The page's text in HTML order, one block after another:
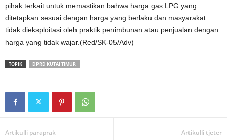
pihak terkait untuk memastikan bahwa harga gas LPG yang
ditetapkan sesuai dengan harga yang berlaku dan masyarakat
tidak dieksploitasi oleh praktik penimbunan atau penjualan dengan
harga yang tidak wajar.(Red/SK-05/Adv)
TOPIK DPRD KUTAI TIMUR
Artikulli paraprak Artikulli tjetër